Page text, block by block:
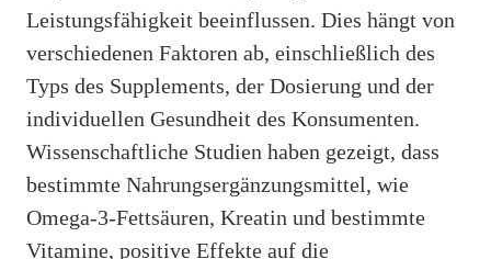
Leistungsfähigkeit beeinflussen. Dies hängt von
verschiedenen Faktoren ab, einschließlich des
Typs des Supplements, der Dosierung und der
individuellen Gesundheit des Konsumenten.
Wissenschaftliche Studien haben gezeigt, dass
bestimmte Nahrungsergänzungsmittel, wie
Omega-3-Fettsäuren, Kreatin und bestimmte
Vitamine, positive Effekte auf die